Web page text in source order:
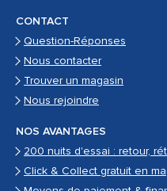
CONTACT
Question-Réponses
Nous contacter
Trouver un magasin
Nous rejoindre
NOS AVANTAGES
200 nuits d'essai : retour,
Click & Collect gratuit en